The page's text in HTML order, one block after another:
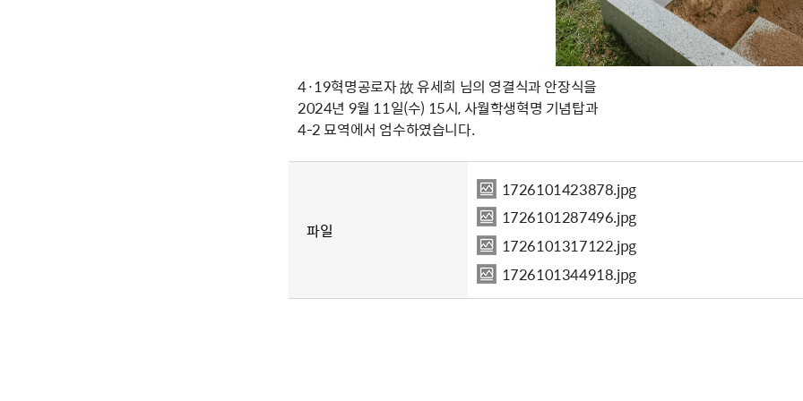
4·19혁명공로자 故 유세희 님의 영결식과 안장식을
2024년 9월 11일(수) 15시, 사월학생혁명 기념탑과
4-2 묘역에서 엄수하였습니다.
파일
1726101423878.jpg
1726101287496.jpg
1726101317122.jpg
1726101344918.jpg